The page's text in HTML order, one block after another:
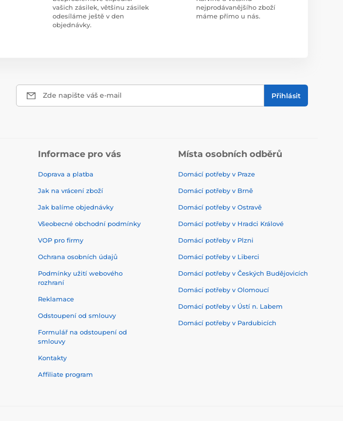
vašich zásilek, většinu zásilek
odesíláme ještě v den
objednávky.
nejprodávanějšího zboží
máme přímo u nás.
Zde napište váš e-mail Přihlásit
Informace pro vás
Doprava a platba
Jak na vrácení zboží
Jak balíme objednávky
Všeobecné obchodní podmínky
VOP pro firmy
Ochrana osobních údajů
Podmínky užití webového
rozhraní
Reklamace
Odstoupení od smlouvy
Formulář na odstoupení od
smlouvy
Kontakty
Affiliate program
Místa osobních odběrů
Domácí potřeby v Praze
Domácí potřeby v Brně
Domácí potřeby v Ostravě
Domácí potřeby v Hradci Králové
Domácí potřeby v Plzni
Domácí potřeby v Liberci
Domácí potřeby v Českých Budějovicích
Domácí potřeby v Olomoucí
Domácí potřeby v Ústí n. Labem
Domácí potřeby v Pardubicích